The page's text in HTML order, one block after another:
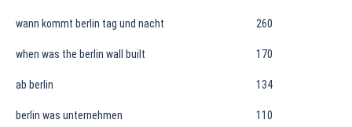
wann kommt berlin tag und nacht 260
when was the berlin wall built 170
ab berlin 134
berlin was unternehmen 110